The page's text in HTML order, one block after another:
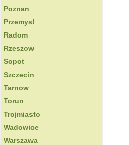
Poznan
Przemysl
Radom
Rzeszow
Sopot
Szczecin
Tarnow
Torun
Trojmiasto
Wadowice
Warszawa